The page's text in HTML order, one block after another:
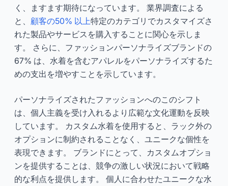
く、ますます期待になっています。 業界調査による
と、 顧客の50% 以上特定のカテゴリでカスタマイズさ
れた製品やサービスを購入することに関心を示しま
す。 さらに、ファッションパーソナライズブランドの
67% は、水着を含むアパレルをパーソナライズするた
めの支出を増やすことを示しています。
パーソナライズされたファッションへのこのシフト
は、個人主義を受け入れるより広範な文化運動を反映
しています。 カスタム水着を使用すると、ラック外の
オプションに制約されることなく、ユニークな個性を
表現できます。 ブランドにとって、カスタムオプショ
ンを提供することは、競争の激しい状況において戦略
的な利点を提供します。 個人に合わせたユニークな水